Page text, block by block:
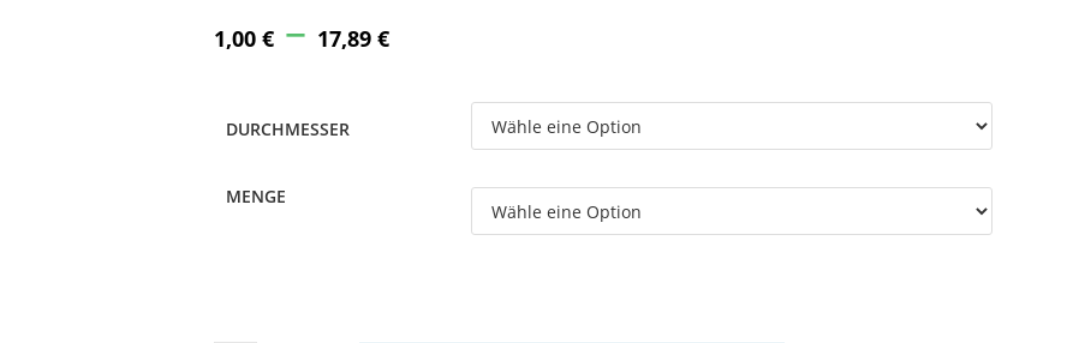
1,00 € – 17,89 €range:
1,00 €
DURCHMESSER
MENGE